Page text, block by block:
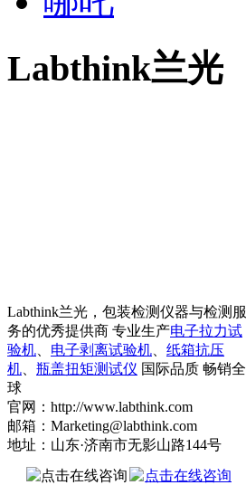
Labthink兰光
Labthink兰光，包装检测仪器与检测服
务的优秀提供商 专业生产电子拉力试
验机
电子剥离试验机
纸箱抗压
机
瓶盖扭矩测试仪 国际品质 畅销全
球
官网：http://www.labthink.com
邮箱：Marketing@labthink.com
地址：山东·济南市无影山路144号